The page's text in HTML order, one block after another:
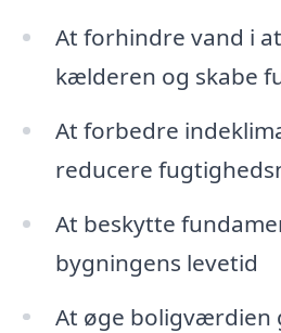
At forhindre vand i
kælderen og skabe
At forbedre
reducere
At beskytte
bygningens levetid
At øge boligværdien